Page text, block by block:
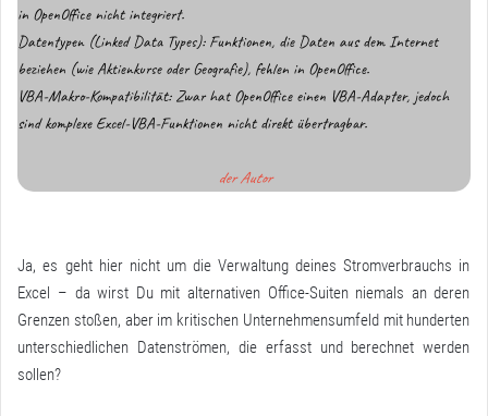
in OpenOffice nicht integriert.
Datentypen (Linked Data Types): Funktionen, die Daten aus dem Internet
beziehen (wie Aktienkurse oder Geografie), fehlen in OpenOffice.
VBA-Makro-Kompatibilität: Zwar hat OpenOffice einen VBA-Adapter, jedoch
sind komplexe Excel-VBA-Funktionen nicht direkt übertragbar.
der Autor
Ja, es geht hier nicht um die Verwaltung deines Stromverbrauchs in
Excel – da wirst Du mit alternativen Office-Suiten niemals an deren
Grenzen stoßen, aber im kritischen Unternehmensumfeld mit hunderten
unterschiedlichen Datenströmen, die erfasst und berechnet werden
sollen?